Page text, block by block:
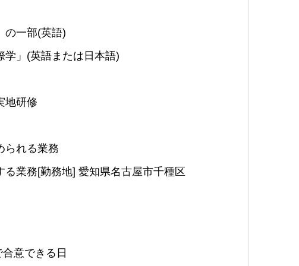
の一部(英語)
学」(英語または日本語)
地研修
られる業務
る業務[勤務地] 愛知県名古屋市千種区
意できる日